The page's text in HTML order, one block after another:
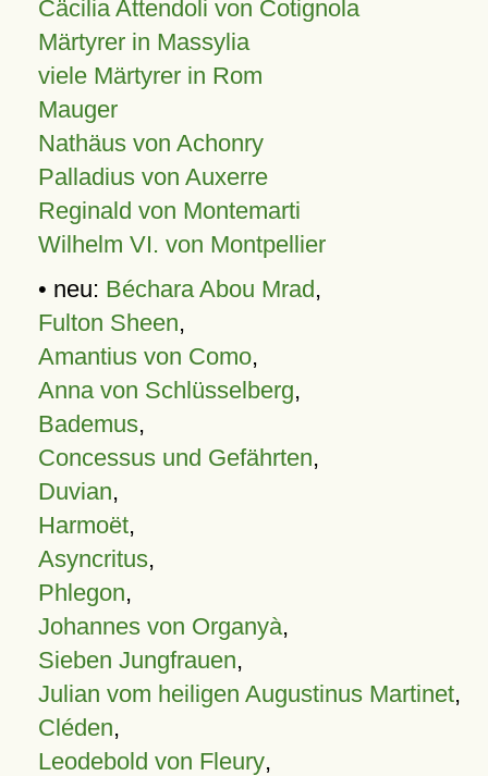
Cäcilia Attendoli von Cotignola
Märtyrer in Massylia
viele Märtyrer in Rom
Mauger
Nathäus von Achonry
Palladius von Auxerre
Reginald von Montemarti
Wilhelm VI. von Montpellier
• neu: Béchara Abou Mrad,
Fulton Sheen,
Amantius von Como,
Anna von Schlüsselberg,
Bademus,
Concessus und Gefährten,
Duvian,
Harmoët,
Asyncritus,
Phlegon,
Johannes von Organyà,
Sieben Jungfrauen,
Julian vom heiligen Augustinus Martinet,
Cléden,
Leodebold von Fleury,